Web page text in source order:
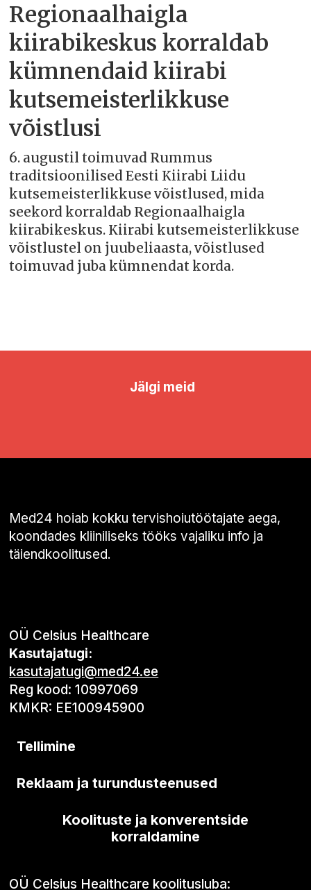
Regionaalhaigla
kiirabikeskus korraldab
kümnendaid kiirabi
kutsemeisterlikkuse
võistlusi
6. augustil toimuvad Rummus
traditsioonilised Eesti Kiirabi Liidu
kutsemeisterlikkuse võistlused, mida
seekord korraldab Regionaalhaigla
kiirabikeskus. Kiirabi kutsemeisterlikkuse
võistlustel on juubeliaasta, võistlused
toimuvad juba kümnendat korda.
Jälgi meid
Med24 hoiab kokku tervishoiutöötajate aega,
koondades kliiniliseks tööks vajaliku info ja
täiendkoolitused.
OÜ Celsius Healthcare
Kasutajatugi:
kasutajatugi@med24.ee
Reg kood: 10997069
KMKR: EE100945900
Tellimine
Reklaam ja turundusteenused
Koolituste ja konverentside
korraldamine
OÜ Celsius Healthcare koolitusluba: